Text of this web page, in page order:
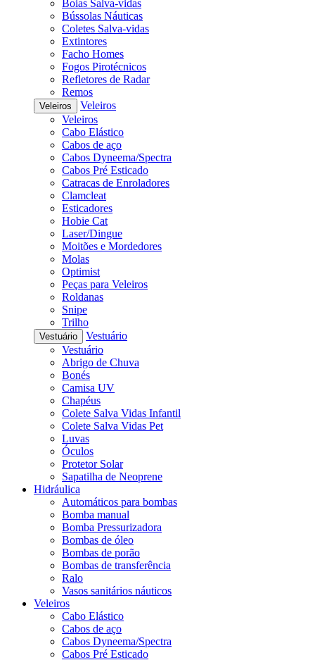
Boias Salva-vidas
Bússolas Náuticas
Coletes Salva-vidas
Extintores
Facho Homes
Fogos Pirotécnicos
Refletores de Radar
Remos
Veleiros
Veleiros
Veleiros
Cabo Elástico
Cabos de aço
Cabos Dyneema/Spectra
Cabos Pré Esticado
Catracas de Enroladores
Clamcleat
Esticadores
Hobie Cat
Laser/Dingue
Moitões e Mordedores
Molas
Optimist
Peças para Veleiros
Roldanas
Snipe
Trilho
Vestuário
Vestuário
Vestuário
Abrigo de Chuva
Bonés
Camisa UV
Chapéus
Colete Salva Vidas Infantil
Colete Salva Vidas Pet
Luvas
Óculos
Protetor Solar
Sapatilha de Neoprene
Hidráulica
Automáticos para bombas
Bomba manual
Bomba Pressurizadora
Bombas de óleo
Bombas de porão
Bombas de transferência
Ralo
Vasos sanitários náuticos
Veleiros
Cabo Elástico
Cabos de aço
Cabos Dyneema/Spectra
Cabos Pré Esticado